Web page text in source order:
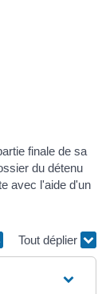
finale de sa
du détenu
avec l'aide d'un
Tout déplier